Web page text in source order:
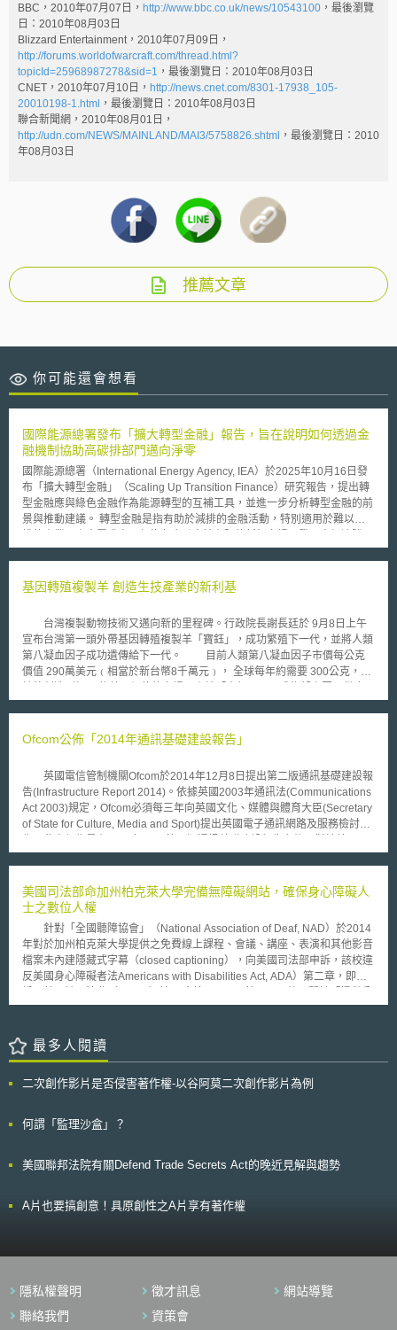
BBC，2010年07月07日， http://www.bbc.co.uk/news/10543100 ，最後瀏覽
日：2010年08月03日
Blizzard Entertainment，2010年07月09日，
http://forums.worldofwarcraft.com/thread.html?
topicId=25968987278&sid=1 ，最後瀏覽日：2010年08月03日
CNET，2010年07月10日， http://news.cnet.com/8301-17938_105-
20010198-1.html ，最後瀏覽日：2010年08月03日
聯合新聞網，2010年08月01日，
http://udn.com/NEWS/MAINLAND/MAI3/5758826.shtml ，最後瀏覽日：2010
年08月03日
推薦文章
你可能還會想看
國際能源總署發布「擴大轉型金融」報告，旨在說明如何透過金
融機制協助高碳排部門邁向淨零
國際能源總署（International Energy Agency, IEA）於2025年10月16日發
布「擴大轉型金融」（Scaling Up Transition Finance）研究報告，提出轉
型金融應與綠色金融作為能源轉型的互補工具，並進一步分析轉型金融的前
景與推動建議。 轉型金融是指有助於減排的金融活動，特別適用於難以減
報告重點分析轉型金融三大領域，並說明各產業投資方向即可量化的減碳目
排放之14%，主流投資仍集中於傳統高碳排製程，導入轉型金融，除可支援
法回收之投資風險」。IEA建議，應結合國家層級減碳指標與產業路徑，將
轉型金融納入減碳政策框架，並鼓勵金融機構明確區分綠色金融與轉型金融
投資組合。 （2）關鍵原物料：原料開採與冶煉雖屬能源轉型必要條件，但
亦產生排放量高、高耗水量、土地劣化與生物多樣性流失、及社會與治理風
誘因。 （3）天然氣：IEA強調，轉型金融可協助天然氣產業減排改造，並
因此應用優先順序應為甲烷減量、液化天然氣減排、低排放氣體基礎設施、
電力系統調節角色。且必須符合透明性、時限性及一致性等條件。其目的在
於支援能源轉型初期之電力穩定與彈性，並為未來低碳氣體基礎設施鋪路。
轉型金融強調企業與金融機構的實質合作，當前挑戰在於擴大資金流與明確
界定「轉型」特質。IEA建議，推動轉型金融須兼顧新興市場與中小企業參
與，並強化產業別績效指標、改造潛力設計及定期審查。此外，轉型金融應
提升為全球減碳融資之第二支柱，藉此面對難以減排之領域，並確保投資帶
來實質減碳與能源安全等效益。
基因轉殖複製羊 創造生技產業的新利基
台灣複製動物技術又邁向新的里程碑。行政院長謝長廷於 9月8日上午
宣布台灣第一頭外帶基因轉殖複製羊「寶鈺」，成功繁殖下一代，並將人類
第八凝血因子成功遺傳給下一代。 目前人類第八凝血因子市價每公克
價值 290萬美元﹙相當於新台幣8千萬元﹚， 全球每年約需要 300公克，預
源，其產值及身價自然十分驚人。雖然距離商品化階段仍有一段距離，但此
動物正常繁殖後代之首例，以及開創基因轉殖羊之下一代傳承母羊外源基因
基點。
Ofcom公佈「2014年通訊基礎建設報告」
英國電信管制機關Ofcom於2014年12月8日提出第二版通訊基礎建設報
告(Infrastructure Report 2014)。依據英國2003年通訊法(Communications
Act 2003)規定，Ofcom必須每三年向英國文化、媒體與體育大臣(Secretary
of State for Culture, Media and Sport)提出英國電子通訊網路及服務檢討報
有政策施行情況再進行檢討，重點在於檢視目前整體基礎設施建設情形，內
基礎設施共享、4. 安全性與彈性。 在未來整體的規劃上，報告指出以
下三項是未來決策者可能會面臨的挑戰，在政策推行與改善時應該一併考
寬頻普及義務(Universal Service Commitment for Broadband)，目前英國
超過2Mbit/s的寬頻覆蓋率已達97%，超過10Mbit/s的寬頻覆蓋率則達到
85%。在高速寬頻方面，目前已達75%覆蓋率，家戶可接取寬頻速度至少有
30Mbit/s。英國政府希望能在2017年使95%可達接取24Mbit/s以上之寬頻。
二、新科技廣泛運用於市場：目前，手機營運商積極推展4G服務，希望終
端用戶能達98%之覆蓋率。但在推行之際，尚需要政府的補助，以及法規政
策的調整。 三、檢視未來基礎建設的發展：為促進不同科技產業的發
出，將來在前述三項主要政策推行目標上，除了考量基礎建設應達成的網路
量。Ofcom提出之報告重點在於能提供目前英國通訊基礎建設政策推行時之
參考指標，此在後續我國的通訊基礎建設方面，亦能做為參酌，以因應物聯
美國司法部命加州柏克萊大學完備無障礙網站，確保身心障礙人
士之數位人權
針對「全國聽障協會」（National Association of Deaf, NAD）於2014
年對於加州柏克萊大學提供之免費線上課程、會議、講座、表演和其他影音
檔案未內建隱藏式字幕（closed captioning），向美國司法部申訴，該校違
反美國身心障礙者法Americans with Disabilities Act, ADA）第二章，即收
共服務的實體（entity）應將其服務平等地提供他人近用」相關規定，包括
身心障礙者獲得平等機會使用州和地方政府的服務或參與其活動。 美
國司法部歷經八年調查後，最終與加州柏克萊大學達成行政協議（consent
無障礙網站需求、內部員工相關教育訓練、定期請第三方稽核單位測試學校
Consortium, W3C）發布的「無障礙網站指南」2.0版（Web Content
幕： 一、大學官網（http://www.berkeley.edu）及公眾可瀏覽且由加州
（MOOC）平臺「UC BerkeleyX」； 三、由第三方平臺（如Apple
Podcasts或Spotify）託管，加州柏克萊大學管理的所有podcast頻道或帳
代，各式網路活動活絡之今日，網路等線上虛擬環境與實體公共設施的無障
礙同等重要；線上與線下之人權皆須獲得同等保障，亦係數位人權之真諦。
最多人閱讀
二次創作影片是否侵害著作權-以谷阿莫二次創作影片為例
何謂「監理沙盒」？
美國聯邦法院有關Defend Trade Secrets Act的晚近見解與趨勢
A片也要搞創意！具原創性之A片享有著作權
隱私權聲明 徵才訊息
網站導覽
聯絡我們
資策會